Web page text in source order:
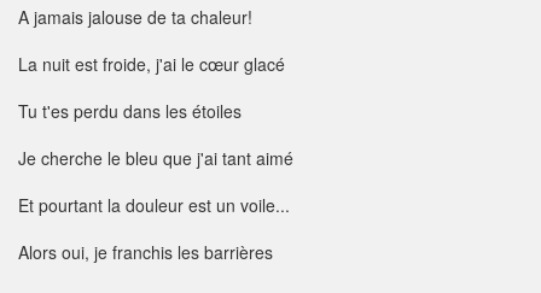
A jamais jalouse de ta chaleur!
La nuit est froide, j'ai le cœur glacé
Tu t'es perdu dans les étoiles
Je cherche le bleu que j'ai tant aimé
Et pourtant la douleur est un voile...
Alors oui, je franchis les barrières